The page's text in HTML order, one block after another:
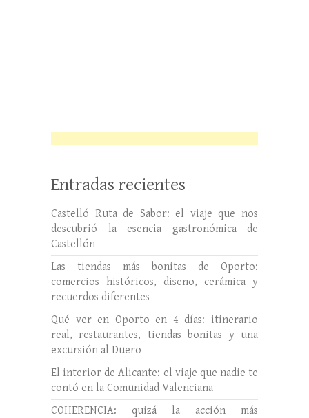
Entradas recientes
Castelló Ruta de Sabor: el viaje que nos
descubrió la esencia gastronómica de
Castellón
Las tiendas más bonitas de Oporto:
comercios históricos, diseño, cerámica y
recuerdos diferentes
Qué ver en Oporto en 4 días: itinerario
real, restaurantes, tiendas bonitas y una
excursión al Duero
El interior de Alicante: el viaje que nadie te
contó en la Comunidad Valenciana
COHERENCIA: quizá la acción más